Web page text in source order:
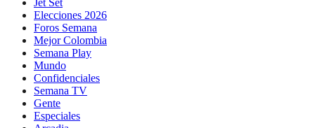
Elecciones 2026
Foros Semana
Mejor Colombia
Semana Play
Mundo
Confidenciales
Semana TV
Gente
Especiales